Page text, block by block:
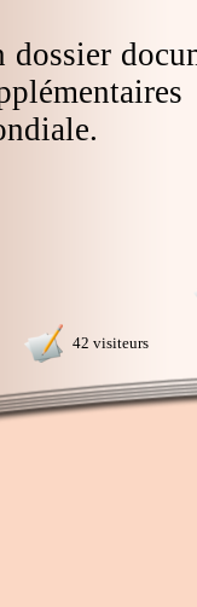
dossier
42 visiteurs